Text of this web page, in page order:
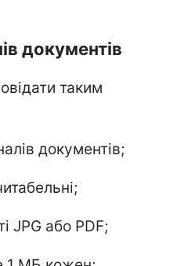
документів
таким
документів;
JPG або PDF;